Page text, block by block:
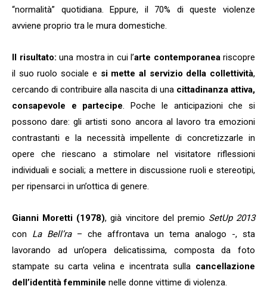
“normalità” quotidiana. Eppure, il 70% di queste violenze
avviene proprio tra le mura domestiche.
Il risultato: una mostra in cui l’arte contemporaneariscopre
il suo ruolo sociale e si mette al servizio della collettività,
cercando di contribuire alla nascita di una cittadinanza attiva,
consapevole e partecipe. Poche le anticipazioni che si
possono dare: gli artisti sono ancora al lavoro tra emozioni
contrastanti e la necessità impellente di concretizzarle in
opere che riescano a stimolare nel visitatore riflessioni
individuali e sociali; a mettere in discussione ruoli e stereotipi,
per ripensarci in un’ottica di genere.
Gianni Moretti (1978), già vincitore del premio SetUp 2013
con La Bell’ra– che affrontava un tema analogo -, sta
lavorando ad un’opera delicatissima, composta da foto
stampate su carta velina e incentrata sulla cancellazione
dell’identità femminile nelle donne vittime di violenza.